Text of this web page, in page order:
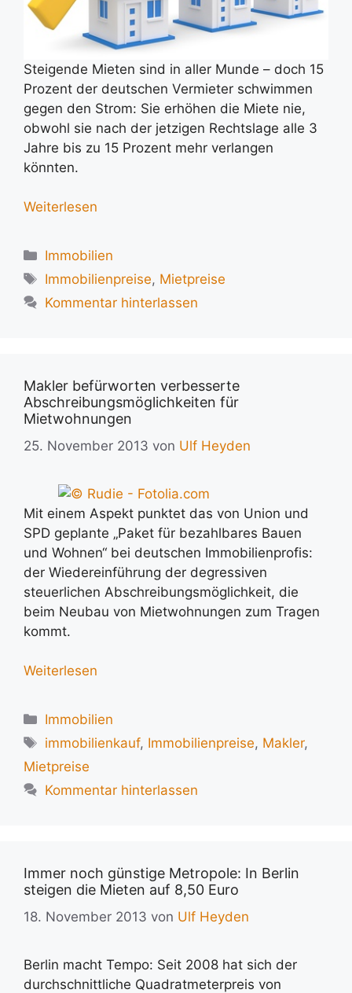
Steigende Mieten sind in aller Munde – doch 15
Prozent der deutschen Vermieter schwimmen
gegen den Strom: Sie erhöhen die Miete nie,
obwohl sie nach der jetzigen Rechtslage alle 3
Jahre bis zu 15 Prozent mehr verlangen
könnten.
Weiterlesen
Kategorien
Immobilien
Schlagwörter
Immobilienpreise, Mietpreise
Kommentar hinterlassen
Makler befürworten verbesserte
Abschreibungsmöglichkeiten für
Mietwohnungen
25. November 2013 von Ulf Heyden
Mit einem Aspekt punktet das von Union und
SPD geplante „Paket für bezahlbares Bauen
und Wohnen“ bei deutschen Immobilienprofis:
der Wiedereinführung der degressiven
steuerlichen Abschreibungsmöglichkeit, die
beim Neubau von Mietwohnungen zum Tragen
kommt.
Weiterlesen
Kategorien
Immobilien
Schlagwörter
immobilienkauf, Immobilienpreise, Makler,
Mietpreise
Kommentar hinterlassen
Immer noch günstige Metropole: In Berlin
steigen die Mieten auf 8,50 Euro
18. November 2013 von Ulf Heyden
Berlin macht Tempo: Seit 2008 hat sich der
durchschnittliche Quadratmeterpreis von